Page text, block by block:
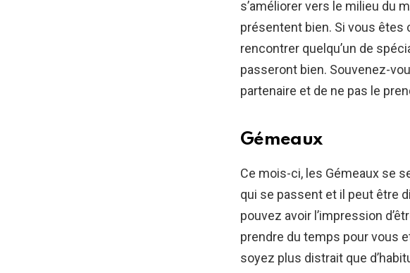
s’améliorer vers le milieu du
présentent bien. Si vous êtes
rencontrer quelqu’un de
passeront bien. Souvenez-
partenaire et de ne pas le
Gémeaux
Ce mois-ci, les Gémeaux se
qui se passent et il peut être
pouvez avoir l’impression
prendre du temps pour vous
soyez plus distrait que